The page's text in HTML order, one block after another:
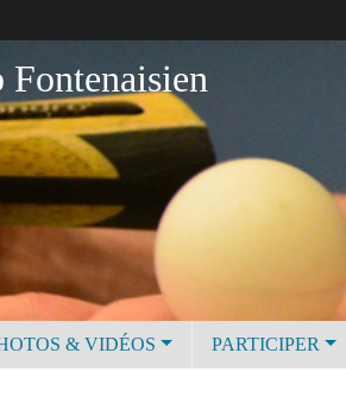
Fontenaisien
& VIDÉOS PARTICIPER